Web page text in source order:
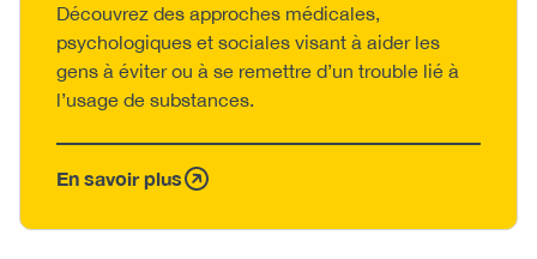
Body
Découvrez des approches médicales,
psychologiques et sociales visant à aider les
gens à éviter ou à se remettre d’un trouble lié à
l’usage de substances.
En savoir plus